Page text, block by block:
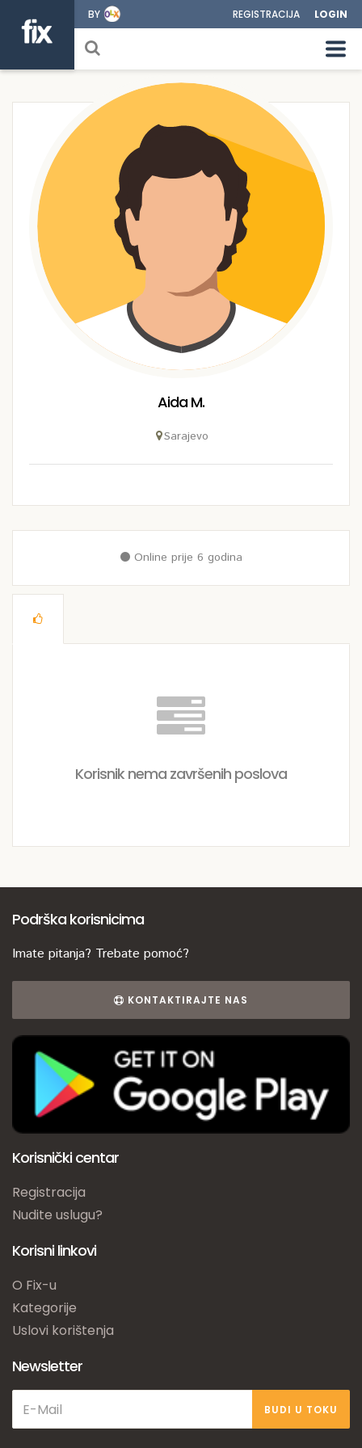
BY REGISTRACIJA LOGIN
Aida M.
Sarajevo
Online prije 6 godina
Korisnik nema završenih poslova
Podrška korisnicima
Imate pitanja? Trebate pomoć?
KONTAKTIRAJTE NAS
Korisnički centar
Registracija
Nudite uslugu?
Korisni linkovi
O Fix-u
Kategorije
Uslovi korištenja
Newsletter
BUDI U TOKU